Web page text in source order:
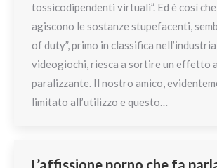
tossicodipendenti virtuali”. Ed è così
agiscono le sostanze stupefacenti,
of duty”, primo in classifica
videogiochi, riesca a sortire un effetto
paralizzante. Il nostro amico,
limitato all’utilizzo e questo…
L’affissione porno che fa